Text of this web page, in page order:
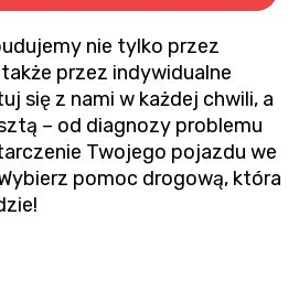
nie tylko przez
przez indywidualne
się z nami w każdej chwili, a
– od diagnozy problemu
Twojego pojazdu we
pomoc drogową, która